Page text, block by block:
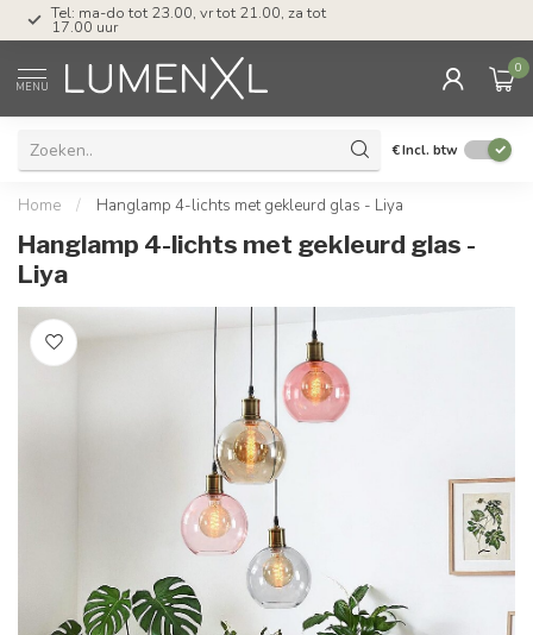
Tel: ma-do tot 23.00, vr tot 21.00, za tot
17.00 uur
MENU
0
€Incl. btw
Home / Hanglamp 4-lichts met gekleurd glas - Liya
Hanglamp 4-lichts met gekleurd glas -
Liya